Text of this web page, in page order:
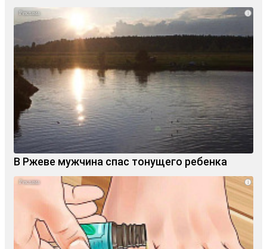
i
В Ржеве мужчина спас тонущего ребенка
i